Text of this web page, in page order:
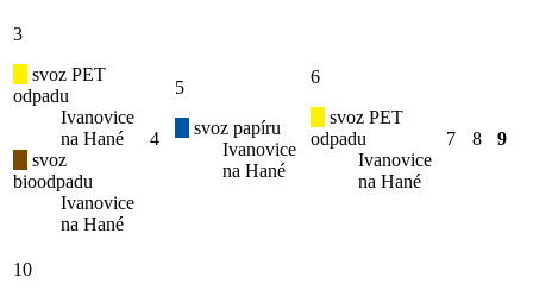
3
svoz PET
odpadu
Ivanovice
na Hané
svoz
bioodpadu
Ivanovice
na Hané
4
5
svoz papíru
Ivanovice
na Hané
6
svoz PET
odpadu
Ivanovice
na Hané
7 8 9
10